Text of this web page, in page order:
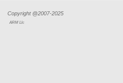
Copyright @2007-2025
ARM Llc